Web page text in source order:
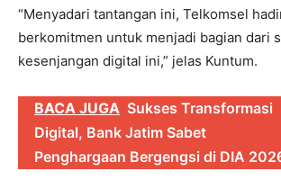
“Menyadari tantangan ini, Telkomsel
berkomitmen untuk menjadi bagian dari
kesenjangan digital ini,” jelas Kuntum.
BACA JUGA Sukses Transformasi
Digital, Bank Jatim Sabet
Penghargaan Bergengsi di DIA